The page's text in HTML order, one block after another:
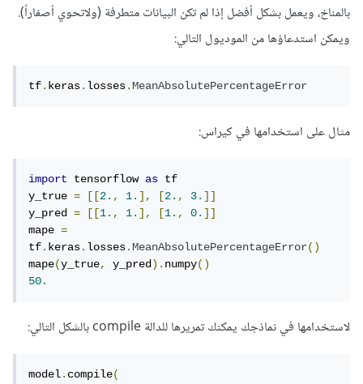
بالمناخ، ويعمل بشكل أفضل إذا لم تكن البيانات متطرفة (ولاتحوي أصفاراً).
ويمكن استدعاؤها من الموديول التالي:
tf.keras.losses.MeanAbsolutePercentageError
مثال على استخدامها في كيراس:
import tensorflow as tf
y_true = [[2., 1.], [2., 3.]]
y_pred = [[1., 1.], [1., 0.]]
mape =
tf.keras.losses.MeanAbsolutePercentageError()
mape(y_true, y_pred).numpy()
50.
لاستخدامها في نماذجك يمكنك تمريرها للدالة compile بالشكل التالي:
model.compile(